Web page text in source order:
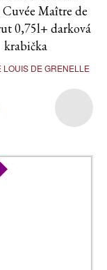
Cuvée Maître de
0,75l+ darková
krabička
LOUIS DE GRENELLE